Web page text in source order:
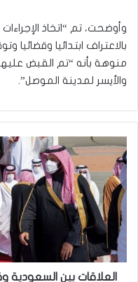
وأوضحت، تم “اتخاذ الإجراءات
منوهة بأنه “تم القبض
والأيسر لمدينة الموصل”.
العلاقات
بين
السعودية
وقطر
عادت
لطبيعتها
والعراق
يرحب
بها
العلاقات بين السعودية